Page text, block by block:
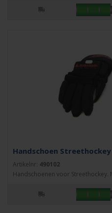
Handschoen
Artikelnr: 490102
Handschoenen voor Streethockey.